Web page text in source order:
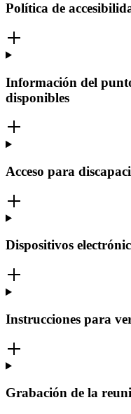
Política de
Información del
disponibles
Acceso para
Dispositivos
Instrucciones para
Grabación de la